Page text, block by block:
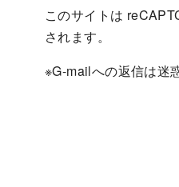
このサイトは
されます。
※G-mailへの返信は迷